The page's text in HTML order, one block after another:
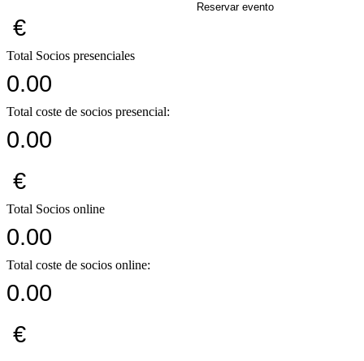
€
Total Socios presenciales
0.00
Total coste de socios presencial:
0.00
€
Total Socios online
0.00
Total coste de socios online:
0.00
€
Reservar evento